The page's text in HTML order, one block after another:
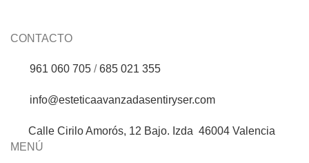
CONTACTO
961 060 705 /685 021 355
info@esteticaavanzadasentiryser.com
Calle Cirilo Amorós, 12 Bajo. Izda 46004 Valencia
MENÚ